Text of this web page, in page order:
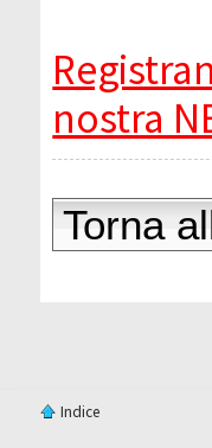
nostra
Torna
Indice